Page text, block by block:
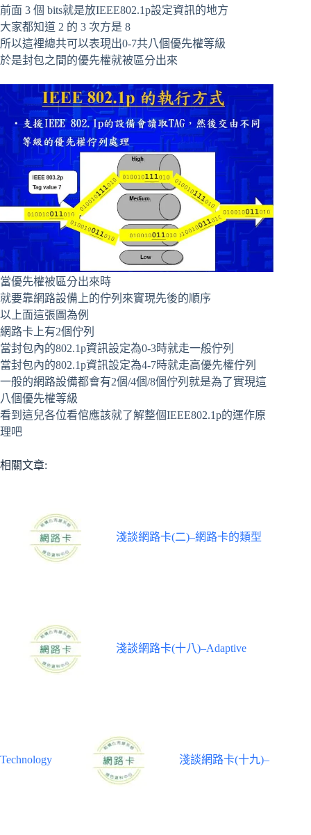
前面 3 個 bits就是放IEEE802.1p設定資訊的地方
大家都知道 2 的 3 次方是 8
所以這裡總共可以表現出0-7共八個優先權等級
於是封包之間的優先權就被區分出來
當優先權被區分出來時
就要靠網路設備上的佇列來實現先後的順序
以上面這張圖為例
網路卡上有2個佇列
當封包內的802.1p資訊設定為0-3時就走一般佇列
當封包內的802.1p資訊設定為4-7時就走高優先權佇列
一般的網路設備都會有2個/4個/8個佇列就是為了實現這
八個優先權等級
看到這兒各位看倌應該就了解整個IEEE802.1p的運作原
理吧
相關文章:
淺談網路卡(二)–網路卡的類型
淺談網路卡(十八)–Adaptive
Technology 淺談網路卡(十九)–